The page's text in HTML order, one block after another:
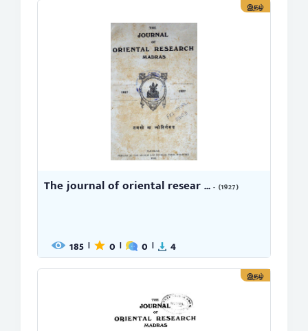
இதழ்
The journal of oriental resear ...- (1927)
185 | 0 | 0 | 4
இதழ்